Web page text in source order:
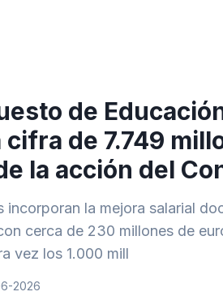
de
cifra de 7.749
la acción del
incorporan la mejora salarial
cerca de 230 millones de
vez los 1.000 mill
2026